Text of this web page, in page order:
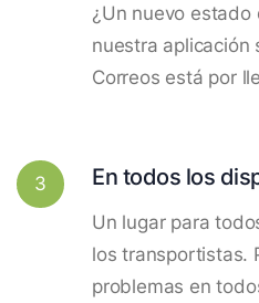
¿Un nuevo estado
nuestra aplicación
Correos está por
3 En todos los
Un lugar para
los transportistas.
problemas en